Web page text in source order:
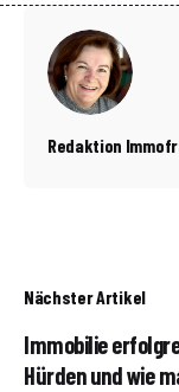
Redaktion
Nächster Artikel
Immobilie
Hürden und wie